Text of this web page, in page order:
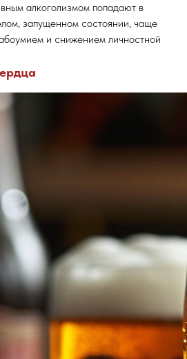
алкоголизмом попадают в
запущенном состоянии, чаще
и снижением личностной